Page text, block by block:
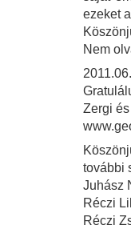
ezeket
Nem
Zergi
további
Juhász
Réczi
Réczi